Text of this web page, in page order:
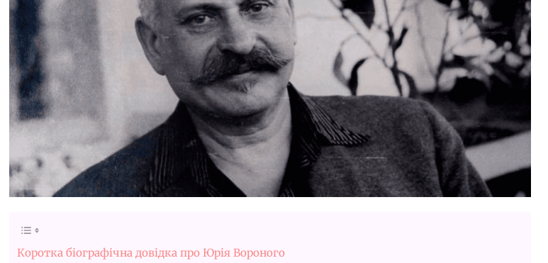
Коротка біографічна довідка про Юрія Вороного